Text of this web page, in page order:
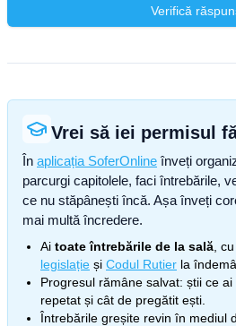
Verifică
Vrei să iei permisul
În aplicația SoferOnline înveți
parcurgi capitolele, faci întrebările,
ce nu stăpânești încă. Așa înveți
mai multă încredere.
Ai toate întrebările de la sală ,
legislație și Codul Rutier la
Progresul rămâne salvat: știi ce
repetat și cât de pregătit ești.
Întrebările greșite revin în mediul